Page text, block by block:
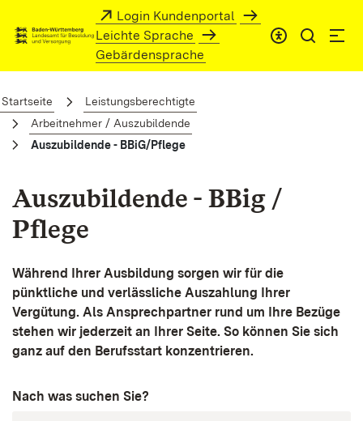
Zum Hauptinhalt springenLogin Kundenportal
Leichte Sprache
Gebärdensprache
Startseite
Leistungsberechtigte
Arbeitnehmer / Auszubildende
Auszubildende - BBiG/Pflege
Auszubildende - BBig /
Pflege
Während Ihrer Ausbildung sorgen wir für die
pünktliche und verlässliche Auszahlung Ihrer
Vergütung. Als Ansprechpartner rund um Ihre Bezüge
stehen wir jederzeit an Ihrer Seite. So können Sie sich
ganz auf den Berufsstart konzentrieren.
Nach was suchen Sie?